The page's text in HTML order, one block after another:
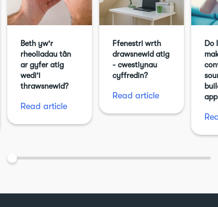
Beth yw'r
rheoliadau tân
ar gyfer atig
wedi'i
thrawsnewid?
Read article
Ffenestri wrth
drawsnewid atig
- cwestiynau
cyffredin?
Read article
Do